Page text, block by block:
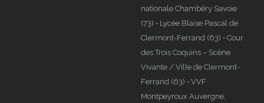
nationale Chambéry Savoie
(73) • Lycée Blaise Pascal de
Clermont-Ferrand (63) • Cour
des Trois Coquins – Scène
Vivante / Ville de Clermont-
Ferrand (63) • VVF
Montpeyroux Auvergne,